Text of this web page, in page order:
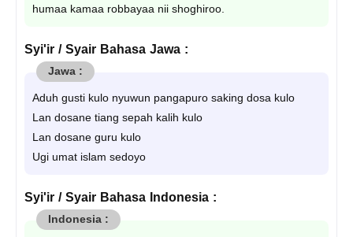
humaa kamaa robbayaa nii shoghiroo.
Syi'ir / Syair Bahasa Jawa :
Aduh gusti kulo nyuwun pangapuro saking dosa kulo
Lan dosane tiang sepah kalih kulo
Lan dosane guru kulo
Ugi umat islam sedoyo
Syi'ir / Syair Bahasa Indonesia :